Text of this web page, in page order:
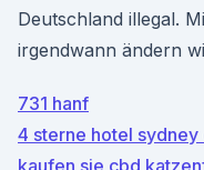
Deutschland illegal.
irgendwann ändern
731 hanf
4 sterne hotel sydney
kaufen sie cbd